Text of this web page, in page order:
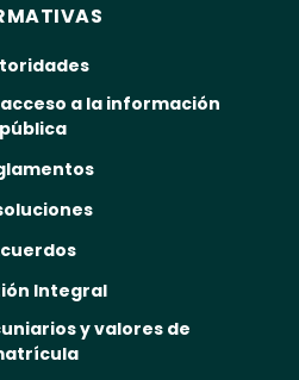
a la información
pública
Integral
y valores de